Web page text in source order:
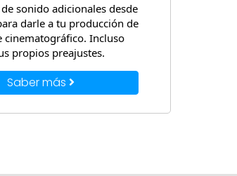
sonido adicionales desde
darle a tu producción de
cinematográfico. Incluso
propios preajustes.
Saber más